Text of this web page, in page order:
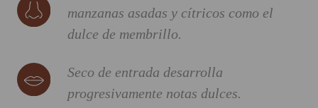
manzanas asadas y cítricos como el
dulce de membrillo.
Seco de entrada desarrolla
progresivamente notas dulces.